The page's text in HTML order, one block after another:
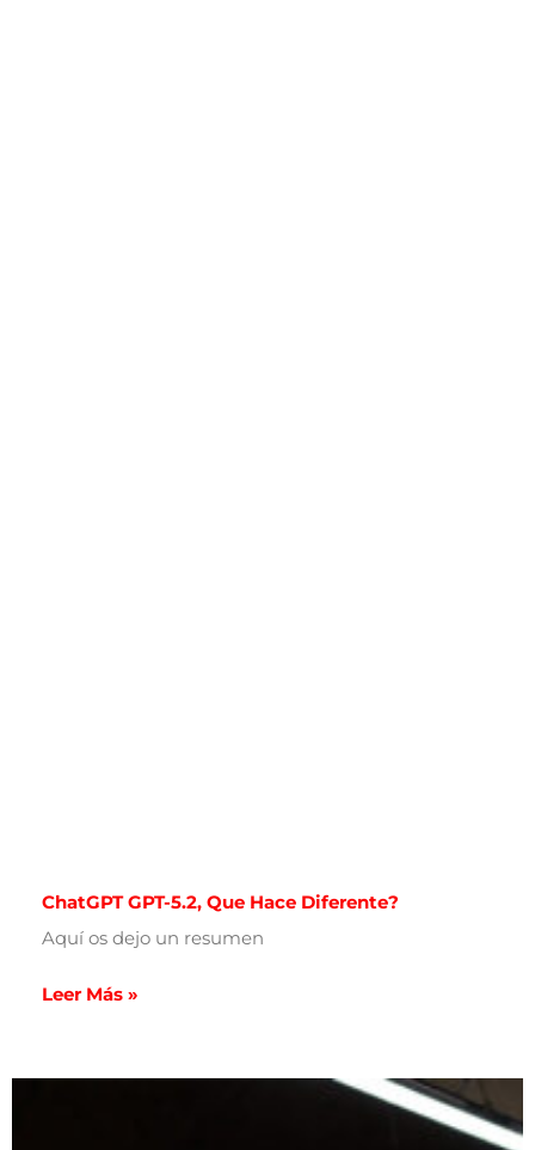
ChatGPT GPT-5.2, Que Hace Diferente?
Aquí os dejo un resumen
Leer Más »